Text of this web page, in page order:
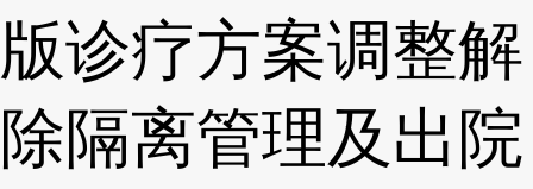
版诊疗方案调整解
除隔离管理及出院